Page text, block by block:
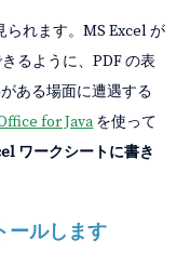
られます。MS Excel が
るように、PDF の表
ある場面に遭遇する
for Javaを使って
ワークシートに書き
ールします